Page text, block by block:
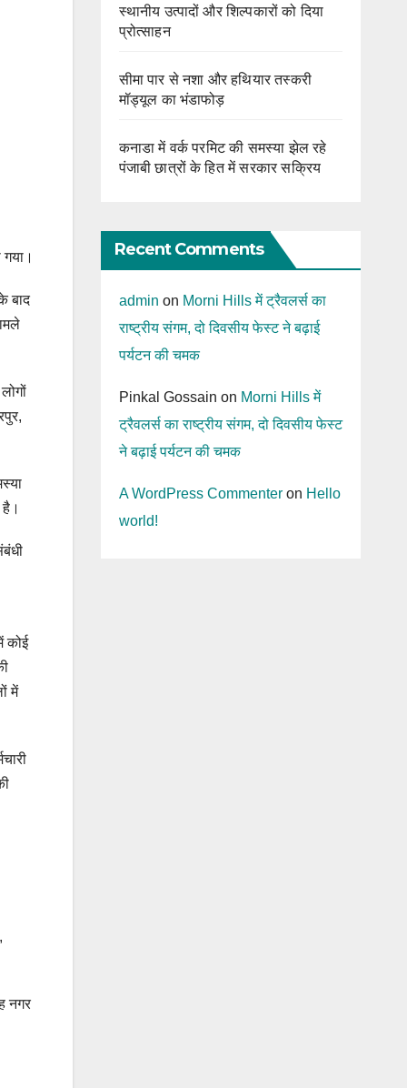
बाद
है।
कोई
में
नगर
स्थानीय उत्पादों और शिल्पकारों को दिया
प्रोत्साहन
सीमा पार से नशा और हथियार तस्करी
मॉड्यूल का भंडाफोड़
कनाडा में वर्क परमिट की समस्या झेल रहे
पंजाबी छात्रों के हित में सरकार सक्रिय
Recent Comments
admin on Morni Hills में ट्रैवलर्स का
राष्ट्रीय संगम, दो दिवसीय फेस्ट ने बढ़ाई
पर्यटन की चमक
Pinkal Gossain on Morni Hills में
ट्रैवलर्स का राष्ट्रीय संगम, दो दिवसीय फेस्ट
ने बढ़ाई पर्यटन की चमक
A WordPress Commenteron Hello
world!